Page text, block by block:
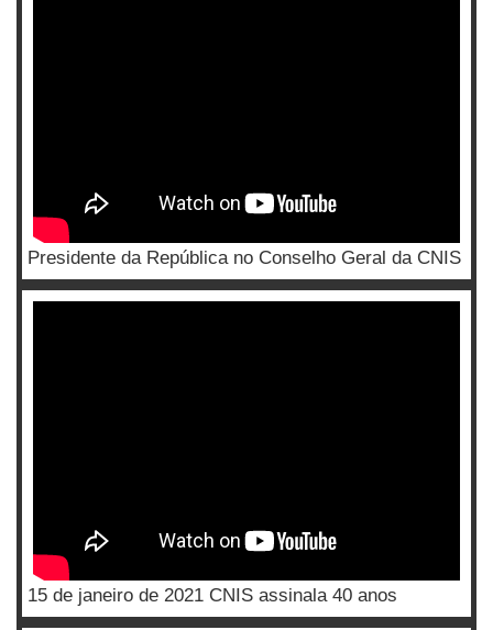
Presidente da República no Conselho Geral da CNIS
15 de janeiro de 2021 CNIS assinala 40 anos